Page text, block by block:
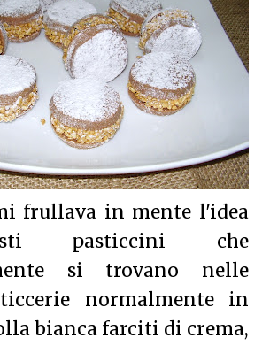
frullava in mente l'idea
pasticcini che
si trovano nelle
normalmente in
bianca farciti di crema,